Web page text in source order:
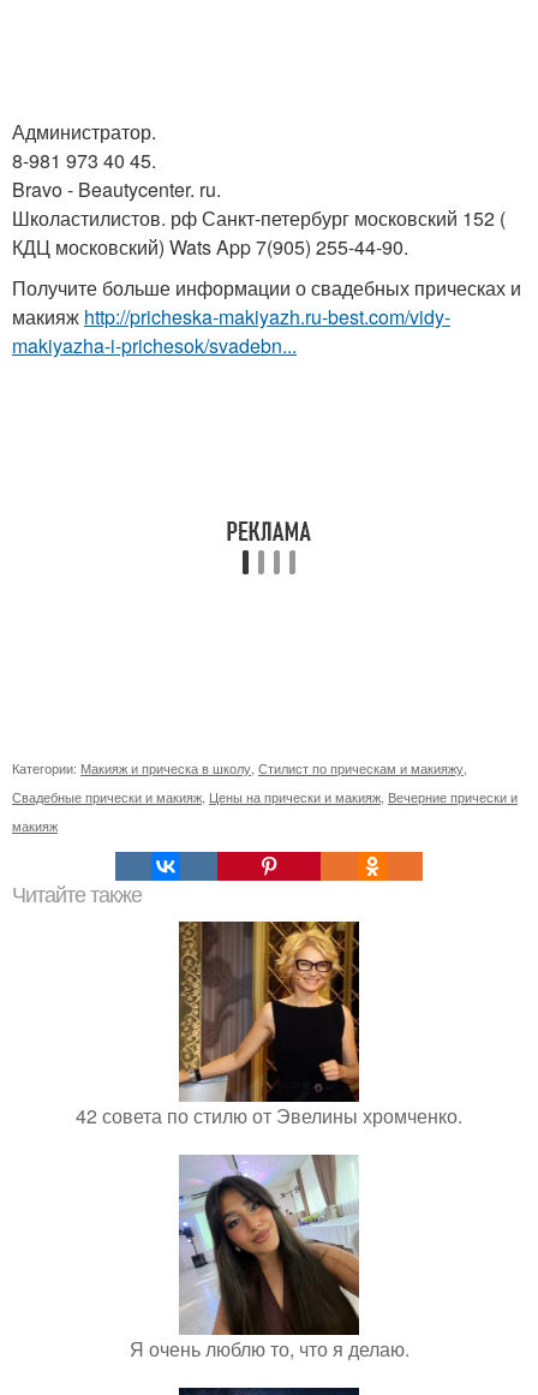
Администратор.
8-981 973 40 45.
Bravo - Beautycenter. ru.
Школастилистов. рф Санкт-петербург московский 152 (
КДЦ московский) Wats App 7(905) 255-44-90.
Получите больше информации о свадебных прическах и
макияж http://pricheska-makiyazh.ru-best.com/vidy-
makiyazha-i-prichesok/svadebn...
Категории: Макияж и прическа в школу Стилист по прическам и макияжу
Свадебные прически и макияж Цены на прически и макияж Вечерние прически и
макияж
Читайте также
42 совета по стилю от Эвелины хромченко.
Я очень люблю то, что я делаю.